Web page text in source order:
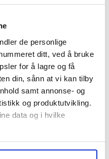
de personlige
ditt, ved å bruke
for å lagre og få
din, sånn at vi kan tilby
samt annonse- og
og produktutvikling.
data og i hvilke
hvordan dine personlige